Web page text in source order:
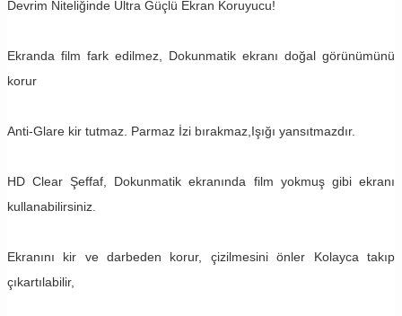
Devrim Niteliğinde Ultra Güçlü Ekran Koruyucu!
Ekranda film fark edilmez, Dokunmatik ekranı doğal görünümünü
korur
Anti-Glare kir tutmaz. Parmaz İzi bırakmaz,Işığı yansıtmazdır.
HD Clear Şeffaf, Dokunmatik ekranında film yokmuş gibi ekranı
kullanabilirsiniz.
Ekranını kir ve darbeden korur, çizilmesini önler Kolayca takıp
çıkartılabilir,